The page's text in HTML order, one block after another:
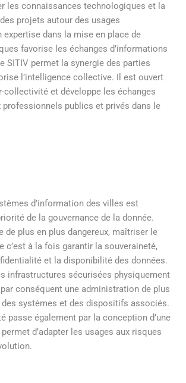
les connaissances technologiques et la
projets autour des usages
expertise dans la mise en place de
favorise les échanges d’informations
SITIV permet la synergie des parties
l’intelligence collective. Il est ouvert
collectivité et développe les échanges
professionnels publics et privés dans le
d’information des villes est
de la gouvernance de la donnée.
de plus en plus dangereux, maîtriser le
c’est à la fois garantir la souveraineté,
et la disponibilité des données.
infrastructures sécurisées physiquement
conséquent une administration de plus
systèmes et des dispositifs associés.
passe également par la conception d’une
d’adapter les usages aux risques